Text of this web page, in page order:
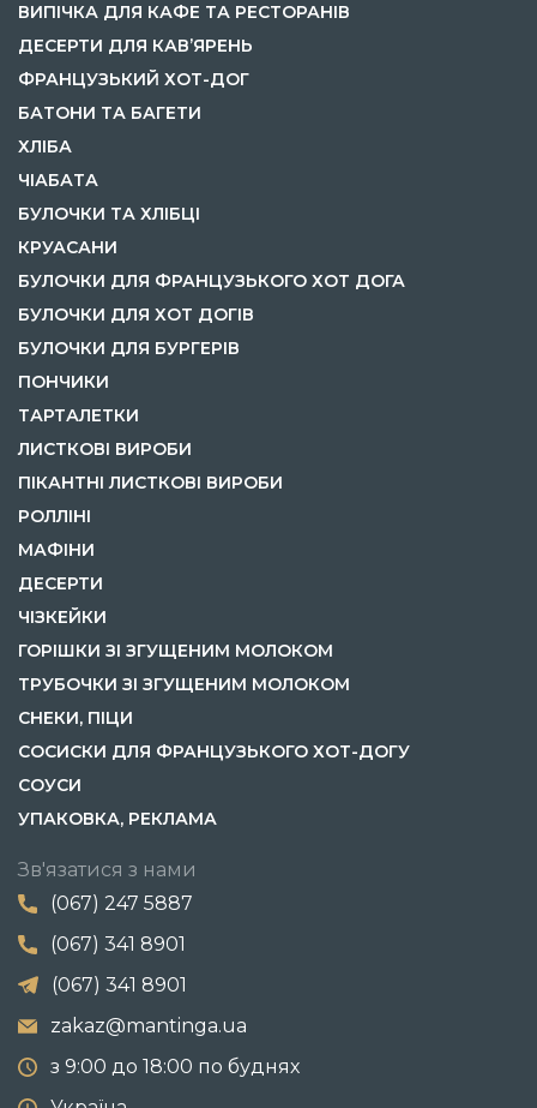
ВИПІЧКА ДЛЯ КАФЕ ТА РЕСТОРАНІВ
ДЕСЕРТИ ДЛЯ КАВ’ЯРЕНЬ
ФРАНЦУЗЬКИЙ ХОТ-ДОГ
БАТОНИ ТА БАГЕТИ
ХЛІБА
ЧІАБАТА
БУЛОЧКИ ТА ХЛІБЦІ
КРУАСАНИ
БУЛОЧКИ ДЛЯ ФРАНЦУЗЬКОГО ХОТ ДОГА
БУЛОЧКИ ДЛЯ ХОТ ДОГІВ
БУЛОЧКИ ДЛЯ БУРГЕРІВ
ПОНЧИКИ
ТАРТАЛЕТКИ
ЛИСТКОВІ ВИРОБИ
ПІКАНТНІ ЛИСТКОВІ ВИРОБИ
РОЛЛІНІ
МАФІНИ
ДЕСЕРТИ
ЧІЗКЕЙКИ
ГОРІШКИ ЗІ ЗГУЩЕНИМ МОЛОКОМ
ТРУБОЧКИ ЗІ ЗГУЩЕНИМ МОЛОКОМ
СНЕКИ, ПІЦИ
СОСИСКИ ДЛЯ ФРАНЦУЗЬКОГО ХОТ-ДОГУ
СОУСИ
УПАКОВКА, РЕКЛАМА
Зв'язатися з нами
(067) 247 5887
(067) 341 8901
(067) 341 8901
zakaz@mantinga.ua
з 9:00 до 18:00 по буднях